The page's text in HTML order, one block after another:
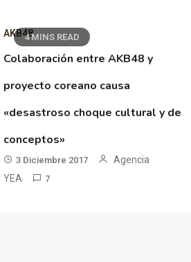
4 MINS READ
AKB48
Colaboración entre AKB48 y
proyecto coreano causa
«desastroso choque cultural y de
conceptos»
3 Diciembre 2017
Agencia
YEA
7